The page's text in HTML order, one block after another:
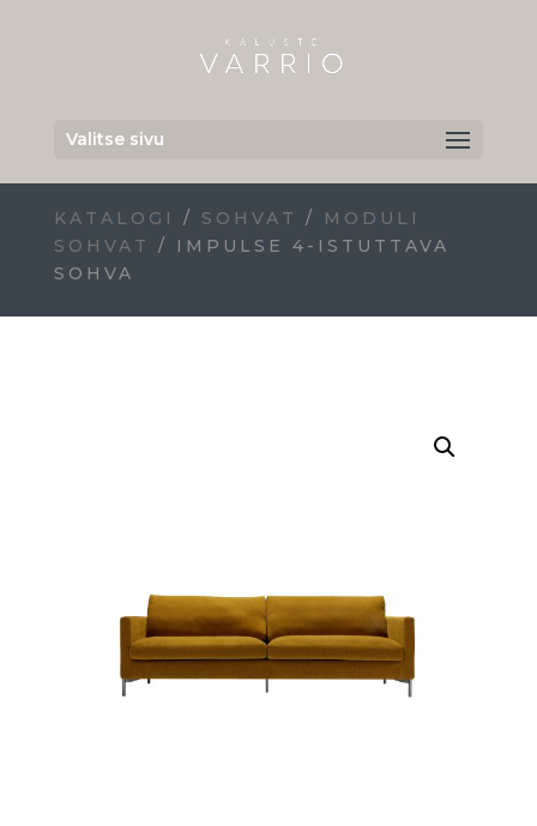
Valitse sivu
KATALOGI / SOHVAT /
MODULI
SOHVAT
/ IMPULSE 4-ISTUTTAVA
SOHVA